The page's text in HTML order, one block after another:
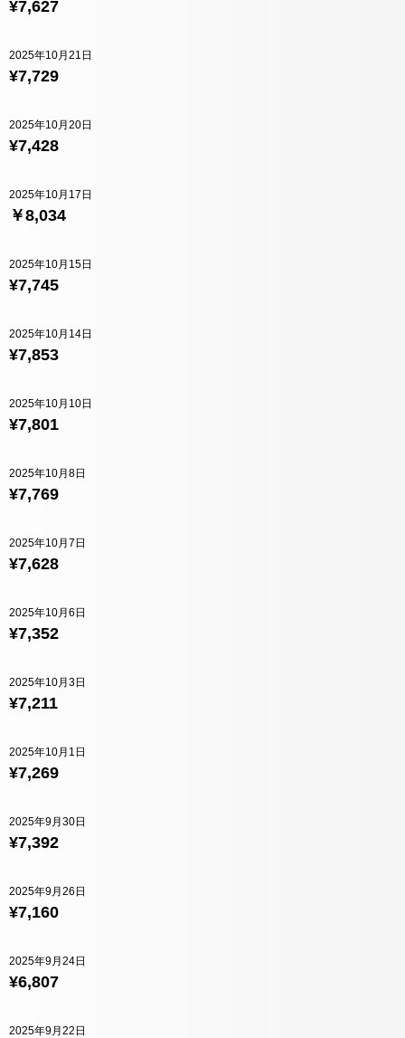
¥7,627
¥7,729
2025年10月21日
¥7,428
2025年10月20日
￥8,034
2025年10月17日
¥7,745
2025年10月15日
¥7,853
2025年10月14日
¥7,801
2025年10月10日
¥7,769
2025年10月8日
¥7,628
2025年10月7日
¥7,352
2025年10月6日
¥7,211
2025年10月3日
¥7,269
2025年10月1日
¥7,392
2025年9月30日
¥7,160
2025年9月26日
¥6,807
2025年9月24日
2025年9月22日